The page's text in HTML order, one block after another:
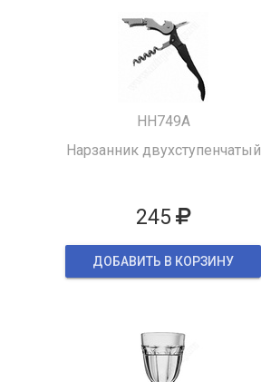
HH749A
Нарзанник двухступенчатый
245
ДОБАВИТЬ В КОРЗИНУ